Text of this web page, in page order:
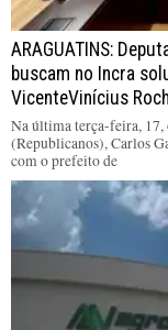
ARAGUATINS:
buscam no Incra
VicenteVinícius
Na última terça-feira, 17,
(Republicanos), Carlos
com o prefeito de